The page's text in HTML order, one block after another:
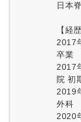
日本
【経
2017
卒業
2017
院 初
2019
外科
2020